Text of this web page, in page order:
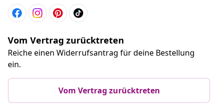
Vom Vertrag zurücktreten
Reiche einen Widerrufsantrag für deine Bestellung
ein.
Vom Vertrag zurücktreten